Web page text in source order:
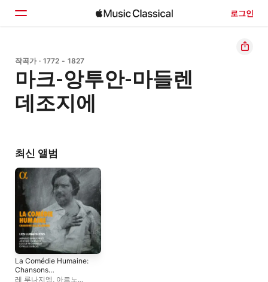
로그인
홈
둘러보기
검색
작곡가 · 1772 - 1827
마크-앙투안-마들렌
데조지에
최신 앨범
La Comédie Humaine:
Chansons
balzaciennes
레 루나지엥, 아르노